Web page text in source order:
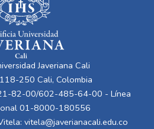
los asistentes conectar emocional
con las comunidades
Mediante investigación
co creación con aliados expertos
con usuarios, la propuesta
su impacto en el fortalecimiento
de pertenencia y la apropiación
nuevos públicos.
Javeriana Cali
250 Cali, Colombia
82-00/602-485-64-00 - Línea
01-8000-180556
vitela@javerianacali.edu.co